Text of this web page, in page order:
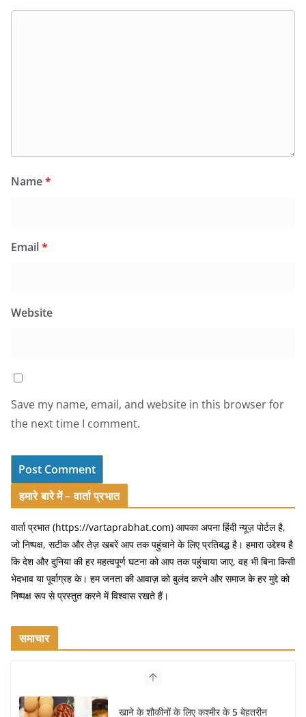
Name*
Email*
Website
Save my name, email, and website in this browser for
the next time I comment.
हमारे बारे में – वार्ता प्रभात
वार्ता प्रभात (https://vartaprabhat.com) आपका अपना हिंदी न्यूज़ पोर्टल है,
जो निष्पक्ष, सटीक और तेज़ खबरें आप तक पहुंचाने के लिए प्रतिबद्ध है। हमारा उद्देश्य है
कि देश और दुनिया की हर महत्वपूर्ण घटना को आप तक पहुंचाया जाए, वह भी बिना किसी
भेदभाव या पूर्वाग्रह के। हम जनता की आवाज़ को बुलंद करने और समाज के हर मुद्दे को
निष्पक्ष रूप से प्रस्तुत करने में विश्वास रखते हैं।
समाचार
खाने के शौकीनों के लिए कश्मीर के 5 बेहतरीन